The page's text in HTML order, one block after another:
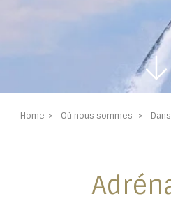
Home Où nous sommes